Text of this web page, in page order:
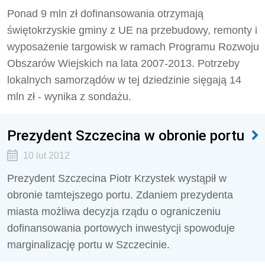
Ponad 9 mln zł dofinansowania otrzymają
świętokrzyskie gminy z UE na przebudowy, remonty i
wyposażenie targowisk w ramach Programu Rozwoju
Obszarów Wiejskich na lata 2007-2013. Potrzeby
lokalnych samorządów w tej dziedzinie sięgają 14
mln zł - wynika z sondażu.
Prezydent Szczecina w obronie portu
10 lut 2012
Prezydent Szczecina Piotr Krzystek wystąpił w
obronie tamtejszego portu. Zdaniem prezydenta
miasta możliwa decyzja rządu o ograniczeniu
dofinansowania portowych inwestycji spowoduje
marginalizację portu w Szczecinie.